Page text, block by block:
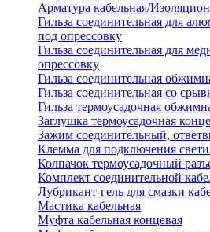
Арматура кабельная/
Гильза соединительная для
под опрессовку
Гильза соединительная для
опрессовку
Гильза соединительная
Гильза соединительная со
Гильза термоусадочная
Заглушка термоусадочная
Зажим соединительный,
Клемма для подключения
Колпачок термоусадочный
Комплект соединительной
Лубрикант-гель для смазки
Мастика кабельная
Муфта кабельная концевая